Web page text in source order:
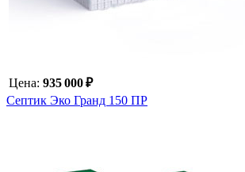
Цена: 935 000 ₽
Септик Эко Гранд 150 ПР